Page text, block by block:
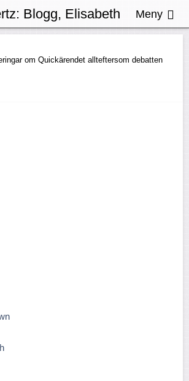
om Quickärendet allteftersom debatten
Blogg, Elisabeth
Meny